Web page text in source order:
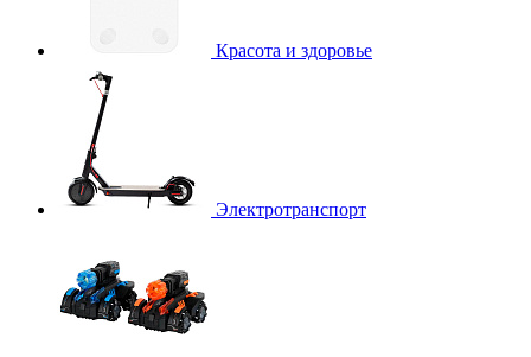
Красота и здоровье
Электротранспорт